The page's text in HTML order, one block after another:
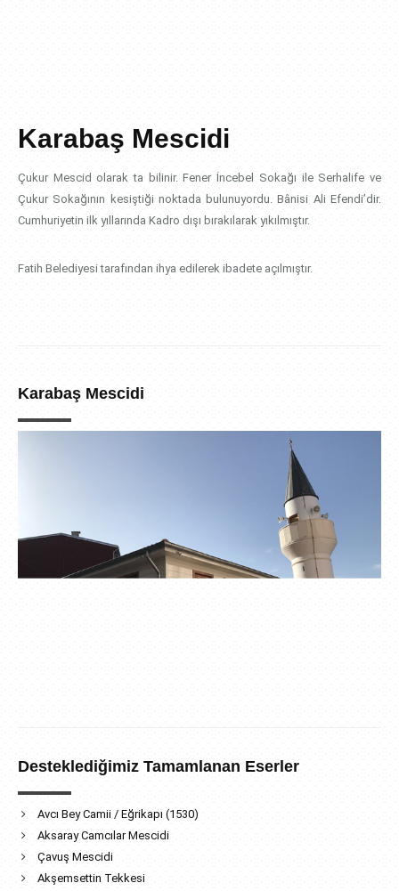
Karabaş Mescidi
Çukur Mescid olarak ta bilinir. Fener İncebel Sokağı ile Serhalife ve
Çukur Sokağının kesiştiği noktada bulunuyordu. Bânisi Ali Efendi’dir.
Cumhuriyetin ilk yıllarında Kadro dışı bırakılarak yıkılmıştır.
Fatih Belediyesi tarafından ihya edilerek ibadete açılmıştır.
Karabaş Mescidi
Desteklediğimiz Tamamlanan Eserler
Avcı Bey Camii / Eğrikapı (1530)
Aksaray Camcılar Mescidi
Çavuş Mescidi
Akşemsettin Tekkesi